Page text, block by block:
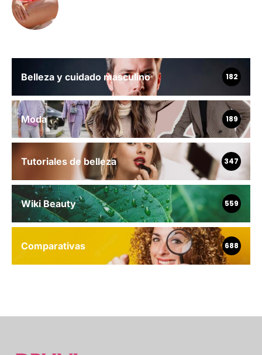
Belleza y cuidado masculino 182
Moda 189
Tutoriales de belleza 347
Wiki Beauty 559
Comparativas 688